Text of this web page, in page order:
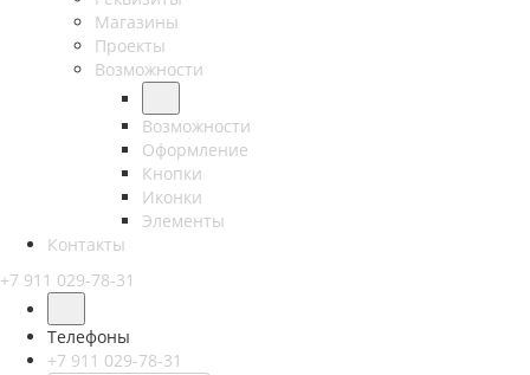
Магазины
Проекты
Возможности
Возможности
Оформление
Кнопки
Иконки
Элементы
Контакты
+7 911 029-78-31
Телефоны
+7 911 029-78-31